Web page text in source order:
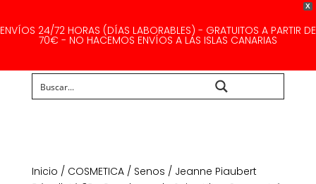
X
ENVÍOS 24/72 HORAS (DÍAS LABORABLES) - GRATUITOS A PARTIR DE
70€ - NO HACEMOS ENVÍOS A LAS ISLAS CANARIAS
Inicio / COSMETICA/ Senos / Jeanne Piaubert